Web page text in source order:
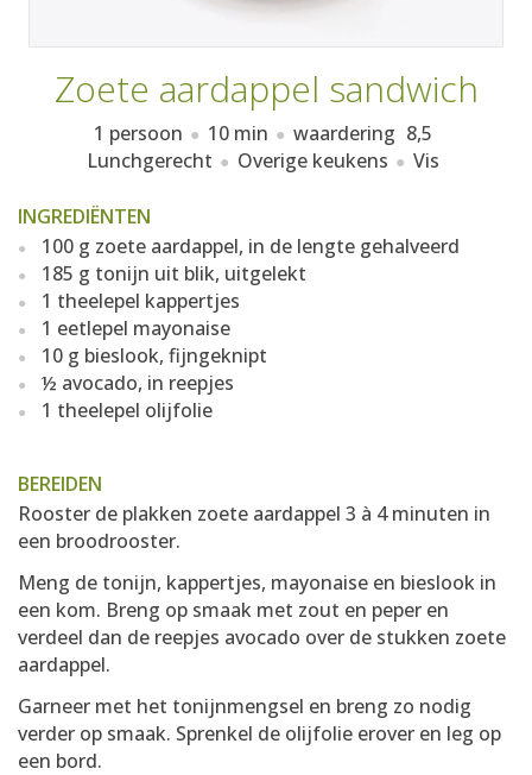
Zoete aardappel sandwich
1 persoon 10 min waardering 8,5
Lunchgerecht
Overige keukens Vis
INGREDIËNTEN
100 g zoete aardappel, in de lengte gehalveerd
185 g tonijn uit blik, uitgelekt
1 theelepel kappertjes
1 eetlepel mayonaise
10 g bieslook, fijngeknipt
½ avocado, in reepjes
1 theelepel olijfolie
BEREIDEN
Rooster de plakken zoete aardappel 3 à 4 minuten in
een broodrooster.
Meng de tonijn, kappertjes, mayonaise en bieslook in
een kom. Breng op smaak met zout en peper en
verdeel dan de reepjes avocado over de stukken zoete
aardappel.
Garneer met het tonijnmengsel en breng zo nodig
verder op smaak. Sprenkel de olijfolie erover en leg op
een bord.